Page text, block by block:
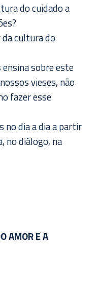
do cuidado a
cultura do
ensina sobre este
vieses, não
fazer esse
no dia a dia a partir
no diálogo, na
AMOR E A